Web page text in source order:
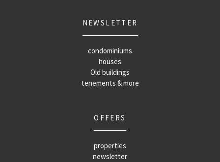
NEWSLETTER
condominiums
houses
Old buildings
tenements & more
OFFERS
properties
newsletter